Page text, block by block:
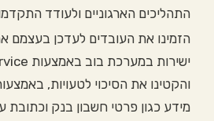
התהליכים הארגוניים ולעודד
הזמינו את העובדים לעדכן
והקטינו את הסיכוי לטעויות,
מידע כגון פרטי חשבון בנק